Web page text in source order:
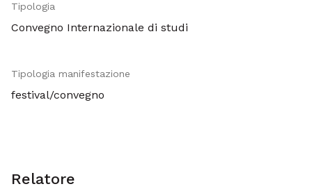
Metadati
Tipologia
Convegno Internazionale di studi
Tipologia manifestazione
festival/convegno
Relatore